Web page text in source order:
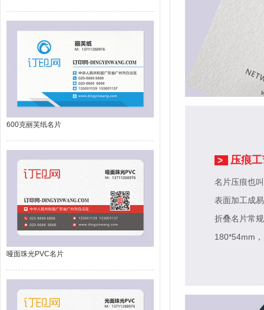
600克丽芙纸名片
哑面珠光PVC名片
> 压痕
名片压痕也
表面加工成
折叠名片常
180*54mm ，